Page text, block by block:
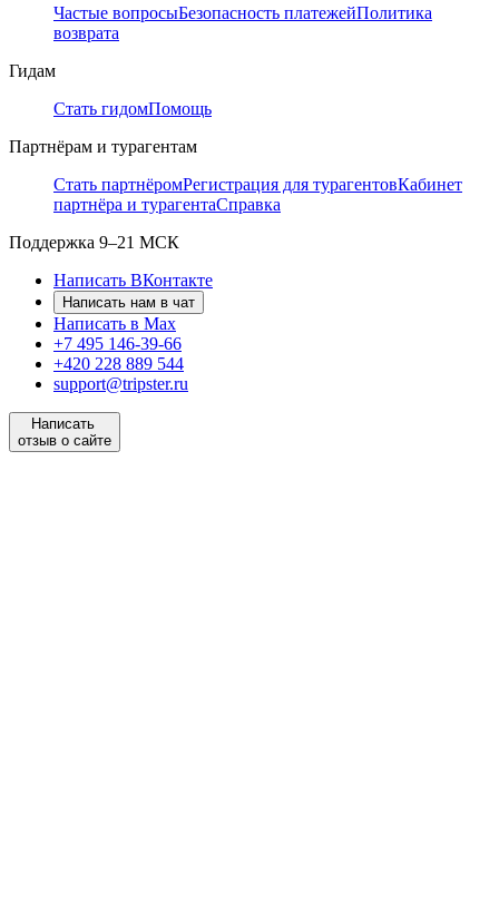
Частые вопросыБезопасность платежейПолитика
возврата
Гидам
Стать гидомПомощь
Партнёрам и турагентам
Стать партнёромРегистрация для турагентовКабинет
партнёра и турагентаСправка
Поддержка 9–21 МСК
Написать ВКонтакте
Написать нам в чат
Написать в Max
+7 495 146-39-66
+420 228 889 544
support@tripster.ru
Написать
отзыв о сайте